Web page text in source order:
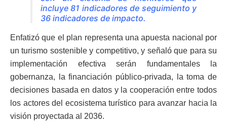
incluye 81 indicadores de seguimiento y
36 indicadores de impacto.
Enfatizó que el plan representa una apuesta nacional por
un turismo sostenible y competitivo, y señaló que para su
implementación efectiva serán fundamentales la
gobernanza, la financiación público-privada, la toma de
decisiones basada en datos y la cooperación entre todos
los actores del ecosistema turístico para avanzar hacia la
visión proyectada al 2036.